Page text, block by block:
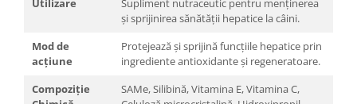
Utilizare
Supliment nutraceutic pentru menținerea
și sprijinirea sănătății hepatice la câini.
Mod de
acțiune
Protejează și sprijină funcțiile hepatice prin
ingrediente antioxidante și regeneratoare.
Compoziție
SAMe, Silibină, Vitamina E, Vitamina C,